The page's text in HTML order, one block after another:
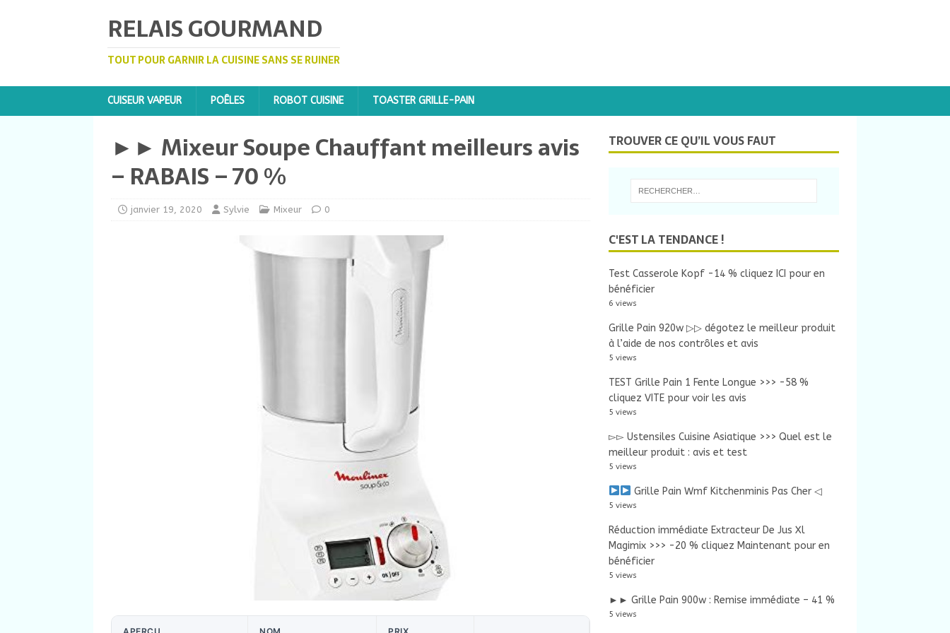
RELAIS GOURMAND
TOUT POUR GARNIR LA CUISINE SANS SE RUINER
CUISEUR VAPEUR POÊLES ROBOT CUISINE TOASTER GRILLE-PAIN
►► Mixeur Soupe Chauffant meilleurs avis
– RABAIS – 70 %
janvier 19, 2020 Sylvie Mixeur 0
TROUVER CE QU’IL VOUS FAUT
C'EST LA TENDANCE !
Test Casserole Kopf -14 % cliquez ICI pour en
bénéficier
6 views
Grille Pain 920w ▷▷ dégotez le meilleur produit
à l’aide de nos contrôles et avis
5 views
TEST Grille Pain 1 Fente Longue >>> -58 %
cliquez VITE pour voir les avis
5 views
▻▻ Ustensiles Cuisine Asiatique >>> Quel est le
meilleur produit : avis et test
5 views
Grille Pain Wmf Kitchenminis Pas Cher ◁
5 views
Réduction immédiate Extracteur De Jus Xl
Magimix >>> -20 % cliquez Maintenant pour en
bénéficier
5 views
►► Grille Pain 900w : Remise immédiate – 41 %
5 views